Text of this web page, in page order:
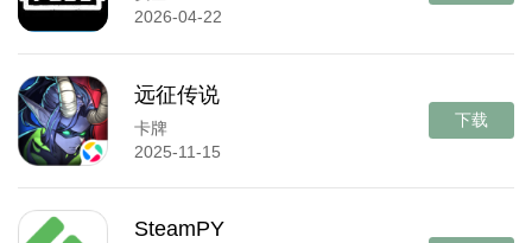
2026-04-22
远征传说
卡牌
2025-11-15
下载
SteamPY